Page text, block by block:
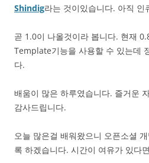
Shindig라는 것이있습니다. 아직 인
곧 1.0이 나올것이라 봅니다. 현재
Template기능을 사용할 수 있는데
다.
배움이 많은 하루였습니다. 즐거운
감사드립니다.
오늘 많은걸 배워왔으니 오픈소셜
록 하겠습니다. 시간이 여유가 있다